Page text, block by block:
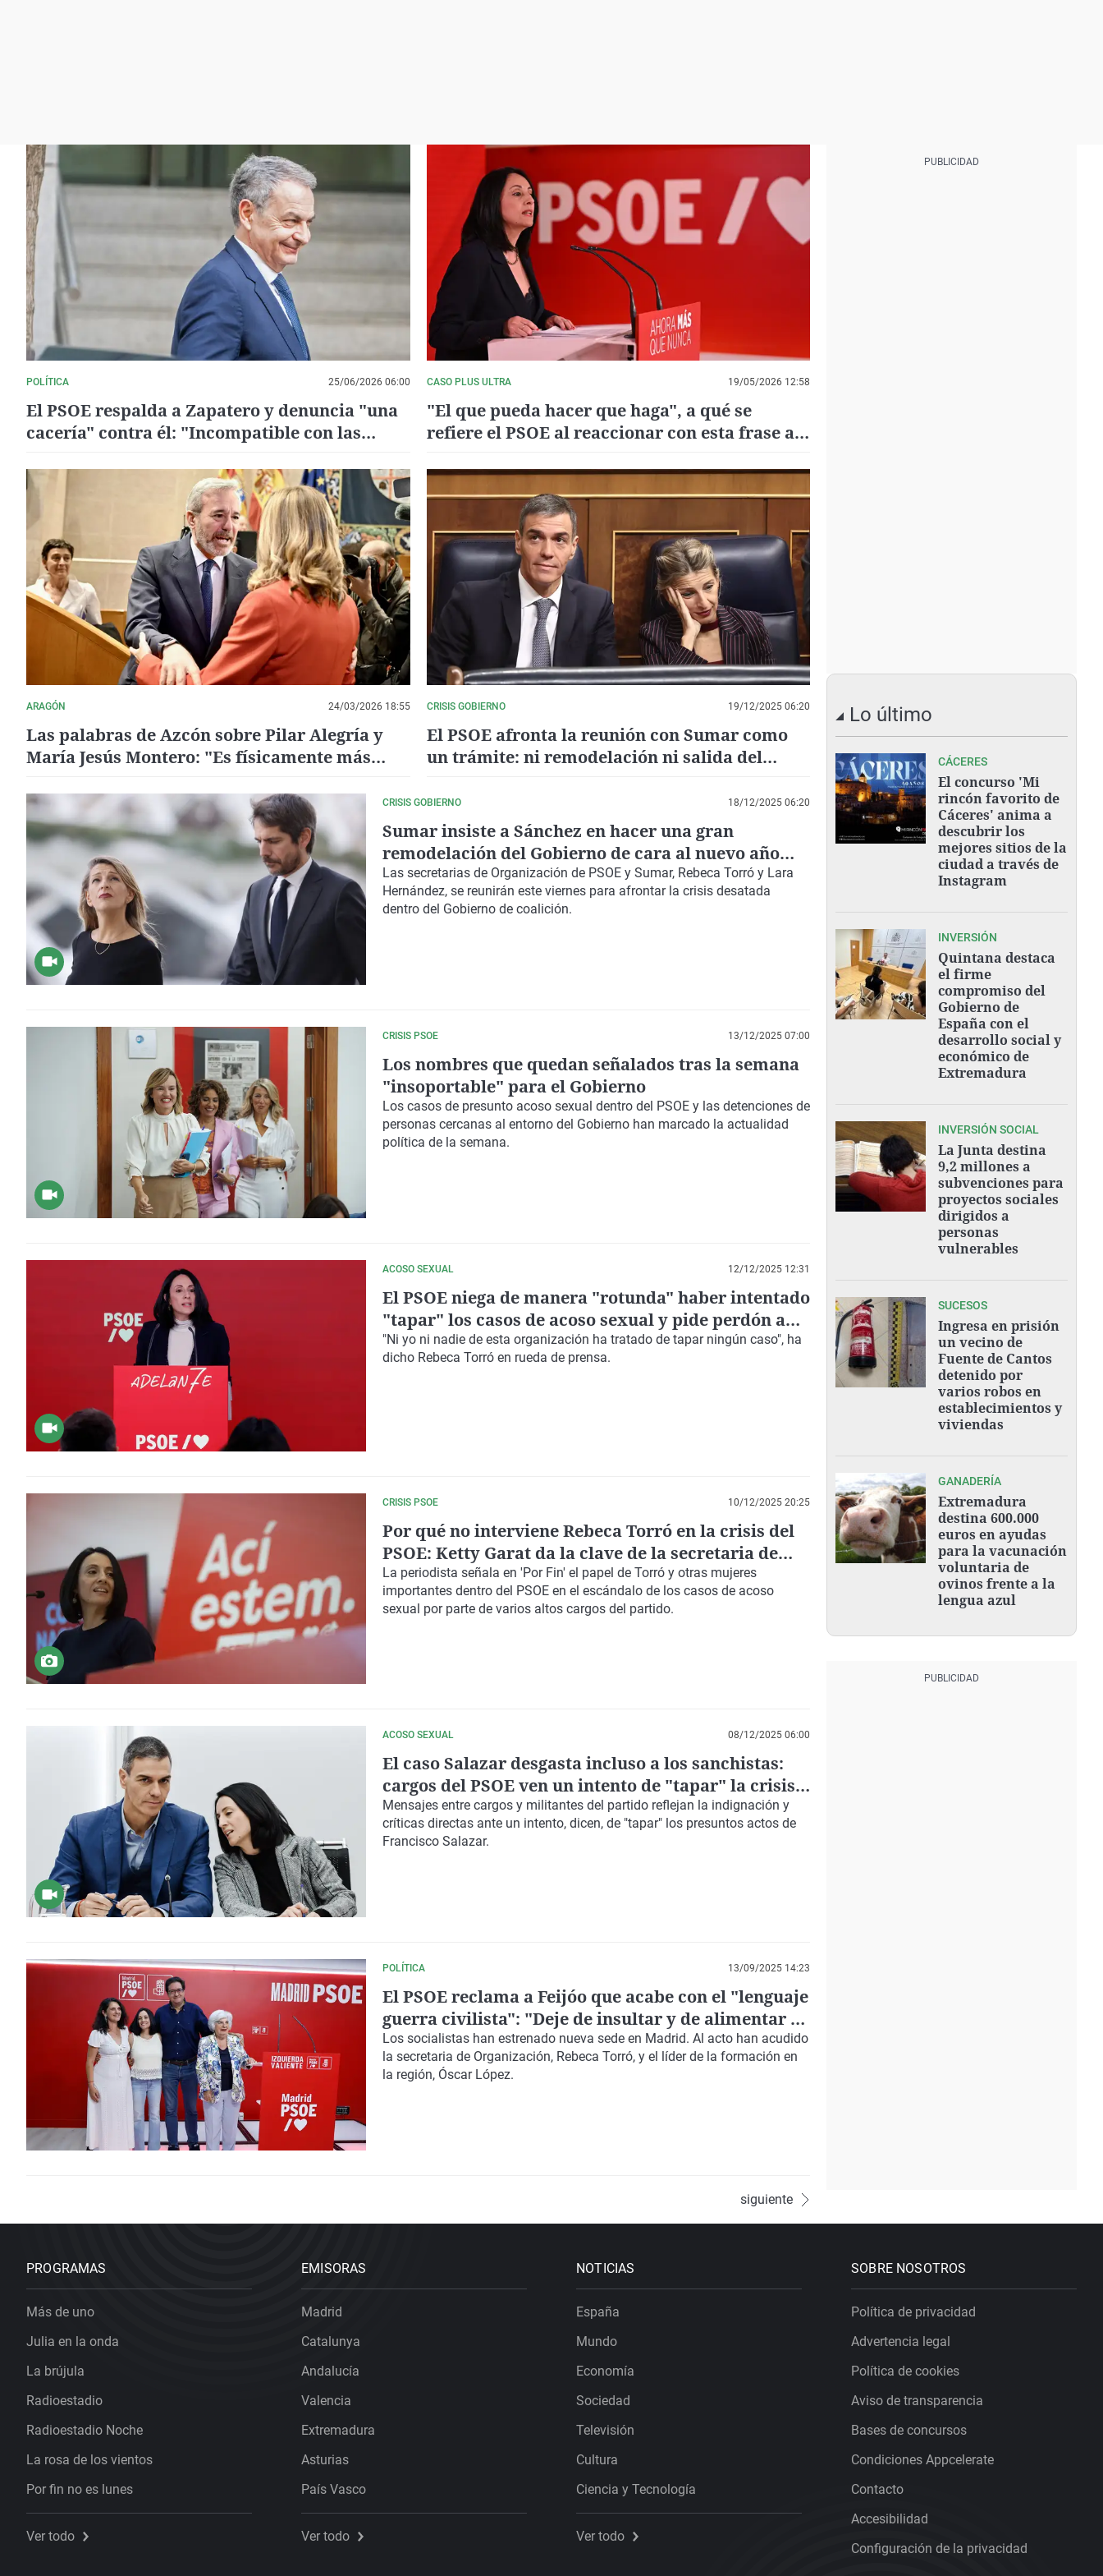
POLÍTICA 25/06/2026 06:00
El PSOE respalda a Zapatero y denuncia "una
cacería" contra él: "Incompatible con las
CASO PLUS ULTRA 19/05/2026 12:58
"El que pueda hacer que haga", a qué se
refiere el PSOE al reaccionar con esta frase a
ARAGÓN 24/03/2026 18:55
Las palabras de Azcón sobre Pilar Alegría y
María Jesús Montero: "Es físicamente más
CRISIS GOBIERNO 19/12/2025 06:20
El PSOE afronta la reunión con Sumar como
un trámite: ni remodelación ni salida del
CRISIS GOBIERNO 18/12/2025 06:20
Sumar insiste a Sánchez en hacer una gran
remodelación del Gobierno de cara al nuevo año
electoral
Las secretarias de Organización de PSOE y Sumar, Rebeca Torró y Lara
Hernández, se reunirán este viernes para afrontar la crisis desatada
dentro del Gobierno de coalición.
CRISIS PSOE 13/12/2025 07:00
Los nombres que quedan señalados tras la semana
"insoportable" para el Gobierno
Los casos de presunto acoso sexual dentro del PSOE y las detenciones de
personas cercanas al entorno del Gobierno han marcado la actualidad
política de la semana.
ACOSO SEXUAL 12/12/2025 12:31
El PSOE niega de manera "rotunda" haber intentado
"tapar" los casos de acoso sexual y pide perdón a
las denunciantes
"Ni yo ni nadie de esta organización ha tratado de tapar ningún caso", ha
dicho Rebeca Torró en rueda de prensa.
CRISIS PSOE 10/12/2025 20:25
Por qué no interviene Rebeca Torró en la crisis del
PSOE: Ketty Garat da la clave de la secretaria de
Organización
La periodista señala en 'Por Fin' el papel de Torró y otras mujeres
importantes dentro del PSOE en el escándalo de los casos de acoso
sexual por parte de varios altos cargos del partido.
ACOSO SEXUAL 08/12/2025 06:00
El caso Salazar desgasta incluso a los sanchistas:
cargos del PSOE ven un intento de "tapar" la crisis y
urgen a Torró resolverlo
Mensajes entre cargos y militantes del partido reflejan la indignación y
críticas directas ante un intento, dicen, de "tapar" los presuntos actos de
Francisco Salazar.
POLÍTICA 13/09/2025 14:23
El PSOE reclama a Feijóo que acabe con el "lenguaje
guerra civilista": "Deje de insultar y de alimentar la
violencia"
Los socialistas han estrenado nueva sede en Madrid. Al acto han acudido
la secretaria de Organización, Rebeca Torró, y el líder de la formación en
la región, Óscar López.
siguiente
Lo último
CÁCERES
El concurso 'Mi
rincón favorito de
Cáceres' anima a
descubrir los
mejores sitios de la
ciudad a través de
Instagram
INVERSIÓN
Quintana destaca
el firme
compromiso del
Gobierno de
España con el
desarrollo social y
económico de
Extremadura
INVERSIÓN SOCIAL
La Junta destina
9,2 millones a
subvenciones para
proyectos sociales
dirigidos a
personas
vulnerables
SUCESOS
Ingresa en prisión
un vecino de
Fuente de Cantos
detenido por
varios robos en
establecimientos y
viviendas
GANADERÍA
Extremadura
destina 600.000
euros en ayudas
para la vacunación
voluntaria de
ovinos frente a la
lengua azul
PROGRAMAS
Más de uno
Julia en la onda
La brújula
Radioestadio
Radioestadio Noche
La rosa de los vientos
Por fin no es lunes
Ver todo
EMISORAS
Madrid
Catalunya
Andalucía
Valencia
Extremadura
Asturias
País Vasco
Ver todo
NOTICIAS
España
Mundo
Economía
Sociedad
Televisión
Cultura
Ciencia y Tecnología
Ver todo
SOBRE NOSOTROS
Política de privacidad
Advertencia legal
Política de cookies
Aviso de transparencia
Bases de concursos
Condiciones Appcelerate
Contacto
Accesibilidad
Configuración de la privacidad